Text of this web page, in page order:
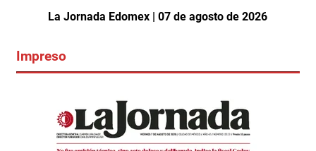
La Jornada Edomex | 07 de agosto de 2026
Impreso